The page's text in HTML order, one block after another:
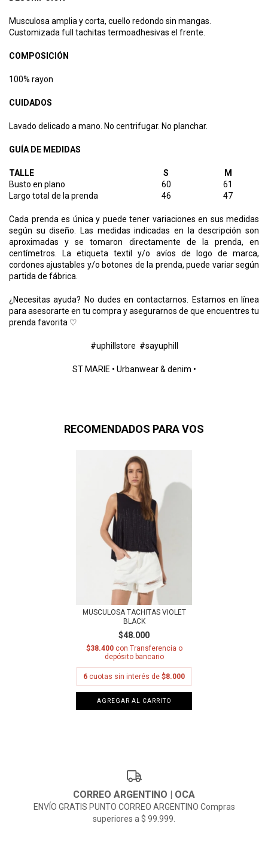
Musculosa amplia y corta, cuello redondo sin mangas.
Customizada full tachitas termoadhesivas el frente.
COMPOSICIÓN
100% rayon
CUIDADOS
Lavado delicado a mano. No centrifugar. No planchar.
GUÍA DE MEDIDAS
TALLE S
M
Busto en plano
60
61
Largo total de la prenda
46 47
Cada prenda es única y puede tener variaciones en sus medidas
según su diseño. Las medidas indicadas en la descripción son
aproximadas y se tomaron directamente de la prenda, en
centímetros. La etiqueta textil y/o avíos de logo de marca,
cordones ajustables y/o botones de la prenda, puede variar según
partida de fábrica.
¿Necesitas ayuda? No dudes en contactarnos. Estamos en línea
para asesorarte en tu compra y asegurarnos de que encuentres tu
prenda favorita ♡
#uphillstore #sayuphill
ST MARIE • Urbanwear & denim •
RECOMENDADOS PARA VOS
MUSCULOSA TACHITAS VIOLET
BLACK
$48.000
$38.400 con Transferencia o
depósito bancario
6 cuotas sin interés de $8.000
AGREGAR AL CARRITO
CORREO ARGENTINO | OCA
ENVÍO GRATIS PUNTO CORREO ARGENTINO Compras
superiores a $ 99.999.